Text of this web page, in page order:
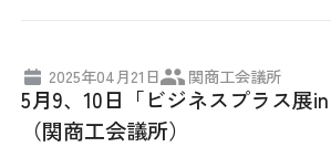
採用情報
2025年04月21日 関商工会議所
5月9、10日「ビジネスプラス展in
（関商工会議所）